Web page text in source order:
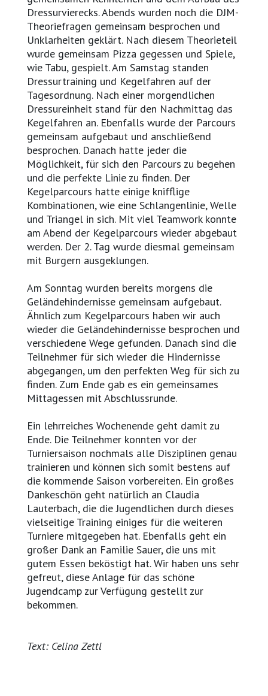
Dressurvierecks. Abends wurden noch die DJM-
Theoriefragen gemeinsam besprochen und
Unklarheiten geklärt. Nach diesem Theorieteil
wurde gemeinsam Pizza gegessen und Spiele,
wie Tabu, gespielt. Am Samstag standen
Dressurtraining und Kegelfahren auf der
Tagesordnung. Nach einer morgendlichen
Dressureinheit stand für den Nachmittag das
Kegelfahren an. Ebenfalls wurde der Parcours
gemeinsam aufgebaut und anschließend
besprochen. Danach hatte jeder die
Möglichkeit, für sich den Parcours zu begehen
und die perfekte Linie zu finden. Der
Kegelparcours hatte einige knifflige
Kombinationen, wie eine Schlangenlinie, Welle
und Triangel in sich. Mit viel Teamwork konnte
am Abend der Kegelparcours wieder abgebaut
werden. Der 2. Tag wurde diesmal gemeinsam
mit Burgern ausgeklungen.
Am Sonntag wurden bereits morgens die
Geländehindernisse gemeinsam aufgebaut.
Ähnlich zum Kegelparcours haben wir auch
wieder die Geländehindernisse besprochen und
verschiedene Wege gefunden. Danach sind die
Teilnehmer für sich wieder die Hindernisse
abgegangen, um den perfekten Weg für sich zu
finden. Zum Ende gab es ein gemeinsames
Mittagessen mit Abschlussrunde.
Ein lehrreiches Wochenende geht damit zu
Ende. Die Teilnehmer konnten vor der
Turniersaison nochmals alle Disziplinen genau
trainieren und können sich somit bestens auf
die kommende Saison vorbereiten. Ein großes
Dankeschön geht natürlich an Claudia
Lauterbach, die die Jugendlichen durch dieses
vielseitige Training einiges für die weiteren
Turniere mitgegeben hat. Ebenfalls geht ein
großer Dank an Familie Sauer, die uns mit
gutem Essen beköstigt hat. Wir haben uns sehr
gefreut, diese Anlage für das schöne
Jugendcamp zur Verfügung gestellt zur
bekommen.
Text: Celina Zettl